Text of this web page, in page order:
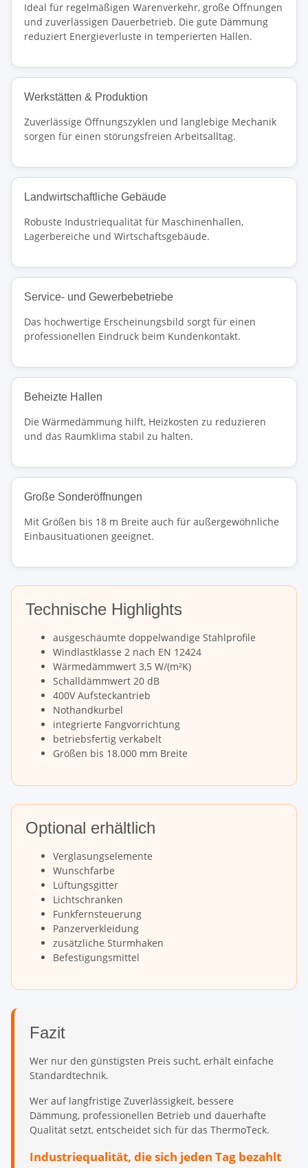
Ideal für regelmäßigen Warenverkehr, große Öffnungen
und zuverlässigen Dauerbetrieb. Die gute Dämmung
reduziert Energieverluste in temperierten Hallen.
Werkstätten & Produktion
Zuverlässige Öffnungszyklen und langlebige Mechanik
sorgen für einen störungsfreien Arbeitsalltag.
Landwirtschaftliche Gebäude
Robuste Industriequalität für Maschinenhallen,
Lagerbereiche und Wirtschaftsgebäude.
Service- und Gewerbebetriebe
Das hochwertige Erscheinungsbild sorgt für einen
professionellen Eindruck beim Kundenkontakt.
Beheizte Hallen
Die Wärmedämmung hilft, Heizkosten zu reduzieren
und das Raumklima stabil zu halten.
Große Sonderöffnungen
Mit Größen bis 18 m Breite auch für außergewöhnliche
Einbausituationen geeignet.
Technische Highlights
ausgeschäumte doppelwandige Stahlprofile
Windlastklasse 2 nach EN 12424
Wärmedämmwert 3,5 W/(m²K)
Schalldämmwert 20 dB
400V Aufsteckantrieb
Nothandkurbel
integrierte Fangvorrichtung
betriebsfertig verkabelt
Größen bis 18.000 mm Breite
Optional erhältlich
Verglasungselemente
Wunschfarbe
Lüftungsgitter
Lichtschranken
Funkfernsteuerung
Panzerverkleidung
zusätzliche Sturmhaken
Befestigungsmittel
Fazit
Wer nur den günstigsten Preis sucht, erhält einfache
Standardtechnik.
Wer auf langfristige Zuverlässigkeit, bessere
Dämmung, professionellen Betrieb und dauerhafte
Qualität setzt, entscheidet sich für das ThermoTeck.
Industriequalität, die sich jeden Tag bezahlt